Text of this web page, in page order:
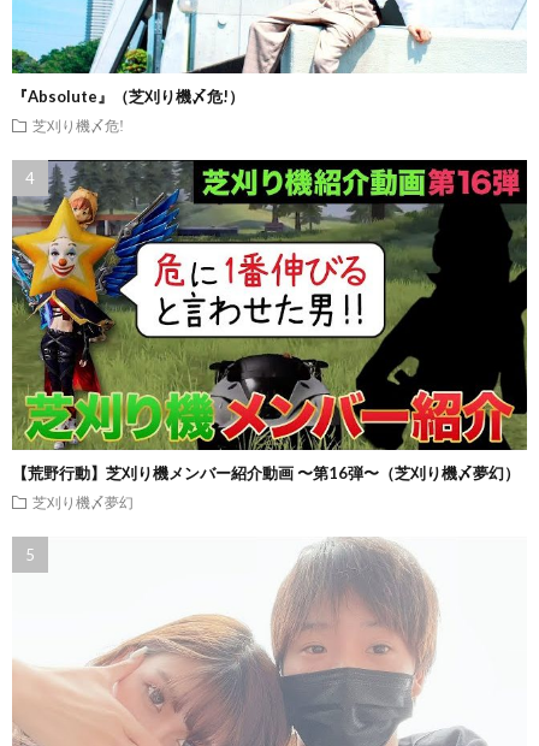
『Absolute』（芝刈り機〆危!）
芝刈り機〆危!
【荒野行動】芝刈り機メンバー紹介動画 〜第16弾〜（芝刈り機〆夢幻）
芝刈り機〆夢幻